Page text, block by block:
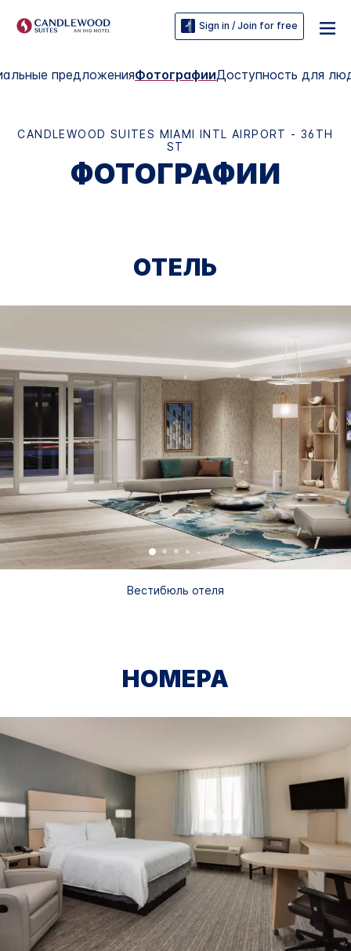
Sign in / Join for free
предложенияФотографииДоступность для
CANDLEWOOD SUITES MIAMI INTL AIRPORT - 36TH
ST
ФОТОГРАФИИ
ОТЕЛЬ
Вестибюль отеля
НОМЕРА